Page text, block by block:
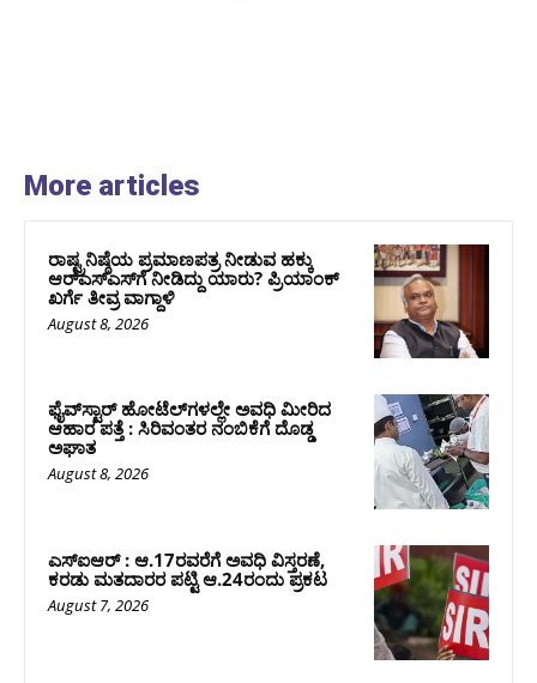
More articles
ರಾಷ್ಟ್ರನಿಷ್ಠೆಯ ಪ್ರಮಾಣಪತ್ರ ನೀಡುವ ಹಕ್ಕು
ಆರ್‌ಎಸ್‌ಎಸ್‌ಗೆ ನೀಡಿದ್ದು ಯಾರು? ಪ್ರಿಯಾಂಕ್
ಖರ್ಗೆ ತೀವ್ರ ವಾಗ್ದಾಳಿ
August 8, 2026
ಫೈವ್‌ಸ್ಟಾರ್ ಹೋಟೆಲ್‌ಗಳಲ್ಲೇ ಅವಧಿ ಮೀರಿದ
ಆಹಾರ ಪತ್ತೆ : ಸಿರಿವಂತರ ನಂಬಿಕೆಗೆ ದೊಡ್ಡ
ಅಘಾತ
August 8, 2026
ಎಸ್‌ಐಆರ್‌ : ಆ.17ರವರೆಗೆ ಅವಧಿ ವಿಸ್ತರಣೆ,
ಕರಡು ಮತದಾರರ ಪಟ್ಟಿ ಆ.24ರಂದು ಪ್ರಕಟ
August 7, 2026